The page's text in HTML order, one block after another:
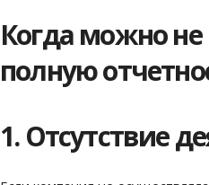
Когда можно не
полную
1. Отсутствие